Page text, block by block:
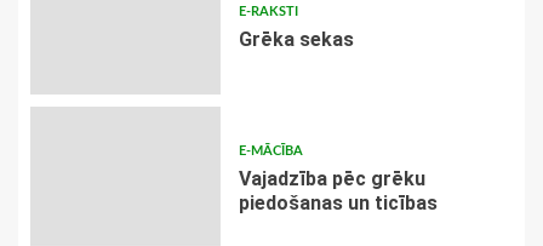
E-RAKSTI
Grēka sekas
E-MĀCĪBA
Vajadzība pēc grēku
piedošanas un ticības